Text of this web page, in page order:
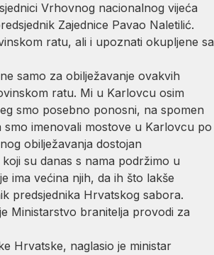
Vrhovnog nacionalnog vijeća
Zajednice Pavao Naletilić.
ratu, ali i upoznati okupljene sa
samo za obilježavanje ovakvih
ratu. Mi u Karlovcu osim
smo posebno ponosni, na spomen
imenovali mostove u Karlovcu po
obilježavanja dostojan
su danas s nama podržimo u
ima većina njih, da ih što lakše
predsjednika Hrvatskog sabora.
Ministarstvo branitelja provodi za
Hrvatske, naglasio je ministar